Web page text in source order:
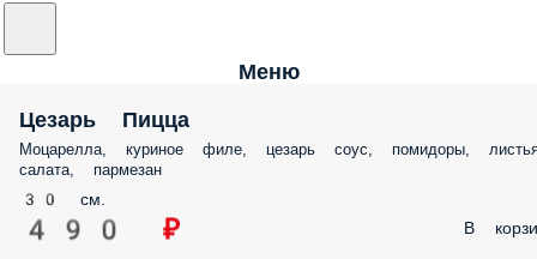
Меню
Цезарь Пицца
Моцарелла, куриное филе, цезарь соус, помидоры,
салата, пармезан
30 см.
490 ₽ В